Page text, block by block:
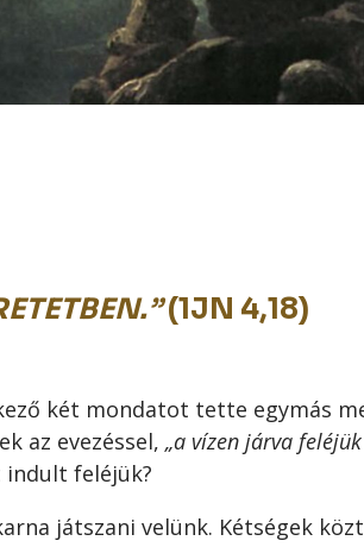
(1JN 4,18)
két mondatot tette egymás
az evezéssel,„a vízen járva feléjük
feléjük?
játszani velünk. Kétségek közt